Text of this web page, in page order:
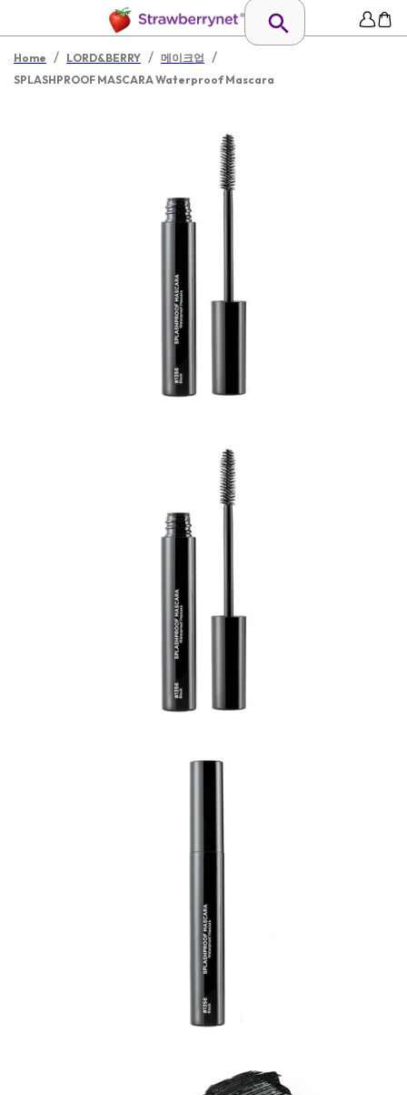
Home / LORD&BERRY / 메이크업 /
SPLASHPROOF MASCARA Waterproof Mascara